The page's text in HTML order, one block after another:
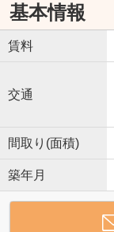
基本情報
賃料
交通
間取り(面積)
築年月